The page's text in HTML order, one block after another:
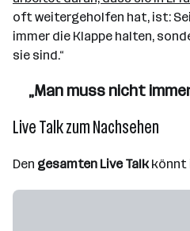
oft weitergeholfen hat, ist:
immer die Klappe halten,
sie sind.“
„Man muss nicht
Live Talk zum Nachsehen
Den gesamten Live Talk könnt